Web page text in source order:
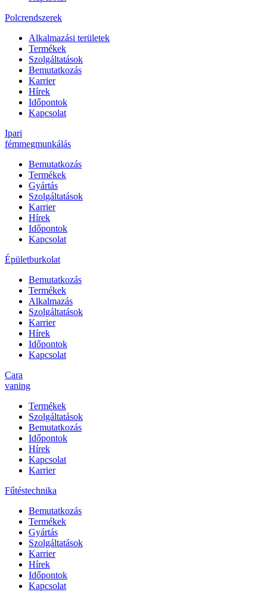
Polcrendszerek
Alkalmazási területek
Termékek
Szolgáltatások
Bemutatkozás
Karrier
Hírek
Időpontok
Kapcsolat
Ipari
fémmegmunkálás
Bemutatkozás
Termékek
Gyártás
Szolgáltatások
Karrier
Hírek
Időpontok
Kapcsolat
Épületburkolat
Bemutatkozás
Termékek
Alkalmazás
Szolgáltatások
Karrier
Hírek
Időpontok
Kapcsolat
Cara
vaning
Termékek
Szolgáltatások
Bemutatkozás
Időpontok
Hírek
Kapcsolat
Karrier
Fűtéstechnika
Bemutatkozás
Termékek
Gyártás
Szolgáltatások
Karrier
Hírek
Időpontok
Kapcsolat